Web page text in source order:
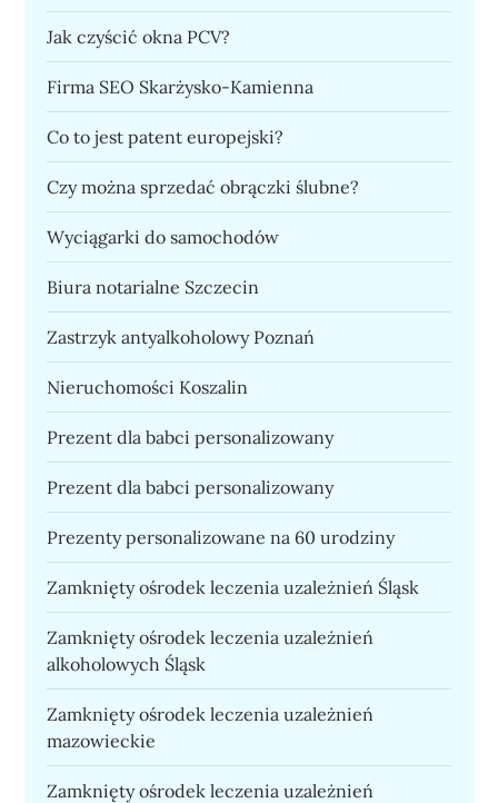
Jak czyścić okna PCV?
Firma SEO Skarżysko-Kamienna
Co to jest patent europejski?
Czy można sprzedać obrączki ślubne?
Wyciągarki do samochodów
Biura notarialne Szczecin
Zastrzyk antyalkoholowy Poznań
Nieruchomości Koszalin
Prezent dla babci personalizowany
Prezent dla babci personalizowany
Prezenty personalizowane na 60 urodziny
Zamknięty ośrodek leczenia uzależnień Śląsk
Zamknięty ośrodek leczenia uzależnień
alkoholowych Śląsk
Zamknięty ośrodek leczenia uzależnień
mazowieckie
Zamknięty ośrodek leczenia uzależnień